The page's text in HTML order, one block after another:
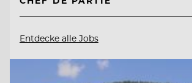
Entdecke alle Jobs